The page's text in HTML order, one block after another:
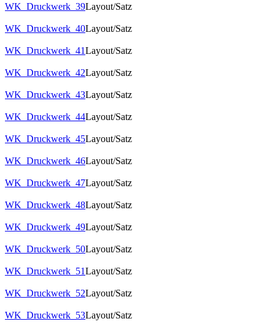
WK_Druckwerk_39Layout/Satz
WK_Druckwerk_40Layout/Satz
WK_Druckwerk_41Layout/Satz
WK_Druckwerk_42Layout/Satz
WK_Druckwerk_43Layout/Satz
WK_Druckwerk_44Layout/Satz
WK_Druckwerk_45Layout/Satz
WK_Druckwerk_46Layout/Satz
WK_Druckwerk_47Layout/Satz
WK_Druckwerk_48Layout/Satz
WK_Druckwerk_49Layout/Satz
WK_Druckwerk_50Layout/Satz
WK_Druckwerk_51Layout/Satz
WK_Druckwerk_52Layout/Satz
WK_Druckwerk_53Layout/Satz